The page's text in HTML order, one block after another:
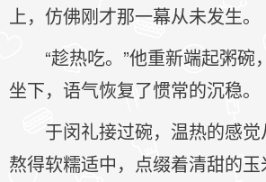
上，仿佛刚才那一幕从未发生。
“趁热吃。”他重新端起粥碗
坐下，语气恢复了惯常的沉稳。
于闵礼接过碗，温热的感
熬得软糯适中，点缀着清甜的玉